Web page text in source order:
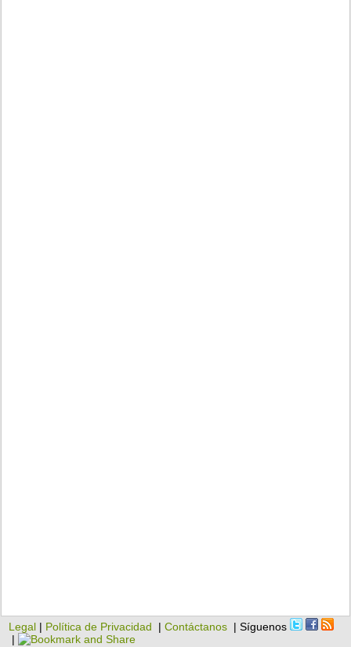
Legal | Política de Privacidad |Contáctanos | Síguenos
|